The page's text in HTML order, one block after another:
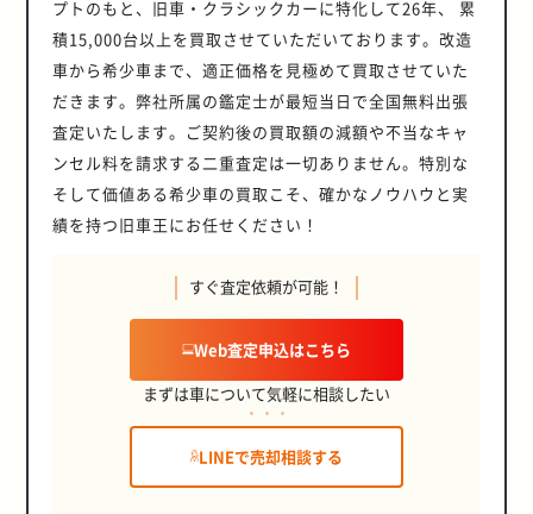
プトのもと、旧車・クラシックカーに特化して26年、 累
積15,000台以上を買取させていただいております。改造
車から希少車まで、適正価格を見極めて買取させていた
だきます。弊社所属の鑑定士が最短当日で全国無料出張
査定いたします。ご契約後の買取額の減額や不当なキャ
ンセル料を請求する二重査定は一切ありません。特別な
そして価値ある希少車の買取こそ、確かなノウハウと実
績を持つ旧車王にお任せください！
すぐ査定依頼が可能！
Web査定申込はこちら
まずは車について気軽に相談したい
LINEで売却相談する